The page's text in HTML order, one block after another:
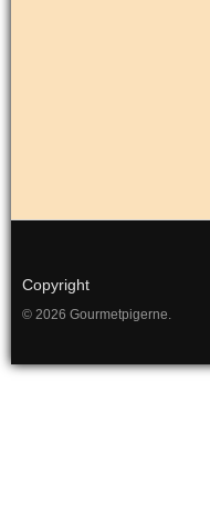
Copyright
© 2026 Gourmetpigerne.